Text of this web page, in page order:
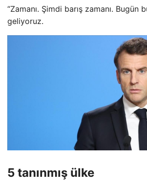
“Zamanı. Şimdi barış zamanı. Bugün
geliyoruz.
5 tanınmış ülke